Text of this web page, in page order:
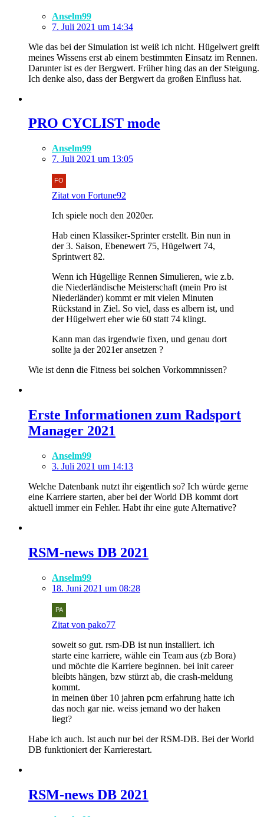
Anselm99
7. Juli 2021 um 14:34
Wie das bei der Simulation ist weiß ich nicht. Hügelwert greift
meines Wissens erst ab einem bestimmten Einsatz im Rennen.
Darunter ist es der Bergwert. Früher hing das an der Steigung.
Ich denke also, dass der Bergwert da großen Einfluss hat.
PRO CYCLIST mode
Anselm99
7. Juli 2021 um 13:05
Zitat von Fortune92
Ich spiele noch den 2020er.
Hab einen Klassiker-Sprinter erstellt. Bin nun in
der 3. Saison, Ebenewert 75, Hügelwert 74,
Sprintwert 82.
Wenn ich Hügellige Rennen Simulieren, wie z.b.
die Niederländische Meisterschaft (mein Pro ist
Niederländer) kommt er mit vielen Minuten
Rückstand in Ziel. So viel, dass es albern ist, und
der Hügelwert eher wie 60 statt 74 klingt.
Kann man das irgendwie fixen, und genau dort
sollte ja der 2021er ansetzen ?
Wie ist denn die Fitness bei solchen Vorkommnissen?
Erste Informationen zum Radsport
Manager 2021
Anselm99
3. Juli 2021 um 14:13
Welche Datenbank nutzt ihr eigentlich so? Ich würde gerne
eine Karriere starten, aber bei der World DB kommt dort
aktuell immer ein Fehler. Habt ihr eine gute Alternative?
​RSM-news DB 2021
Anselm99
18. Juni 2021 um 08:28
Zitat von pako77
soweit so gut. rsm-DB ist nun installiert. ich
starte eine karriere, wähle ein Team aus (zb Bora)
und möchte die Karriere beginnen. bei init career
bleibts hängen, bzw stürzt ab, die crash-meldung
kommt.
in meinen über 10 jahren pcm erfahrung hatte ich
das noch gar nie. weiss jemand wo der haken
liegt?
Habe ich auch. Ist auch nur bei der RSM-DB. Bei der World
DB funktioniert der Karrierestart.
​RSM-news DB 2021